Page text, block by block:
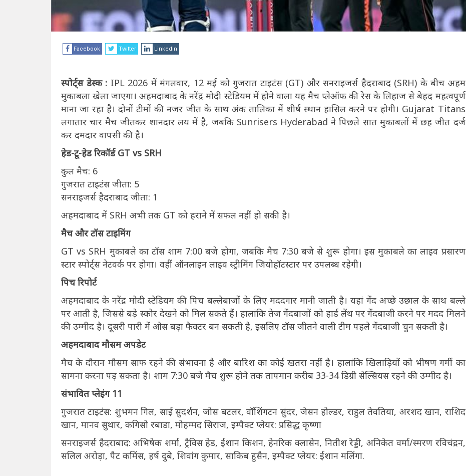
Facebook Twitter Linkedin
स्पोर्ट्स डेस्क : IPL 2026 में मंगलवार, 12 मई को गुजरात टाइटंस (GT) और सनराइजर्स हैदराबाद (SRH) के बीच अहम
मुकाबला खेला जाएगा। अहमदाबाद के नरेंद्र मोदी स्टेडियम में होने वाला यह मैच प्लेऑफ की रेस के लिहाज से बेहद महत्वपूर्ण
माना जा रहा है। दोनों टीमों की नजर जीत के साथ अंक तालिका में शीर्ष स्थान हासिल करने पर होगी। Gujarat Titans
लगातार चार मैच जीतकर शानदार लय में है, जबकि Sunrisers Hyderabad ने पिछले सात मुकाबलों में छह जीत दर्ज
कर दमदार वापसी की है।
हेड-टू-हेड रिकॉर्ड GT vs SRH
कुल मैच: 6
गुजरात टाइटंस जीता: 5
सनराइजर्स हैदराबाद जीता: 1
अहमदाबाद में SRH अभी तक GT को हराने में सफल नहीं हो सकी है।
मैच और टॉस टाइमिंग
GT vs SRH मुकाबले का टॉस शाम 7:00 बजे होगा, जबकि मैच 7:30 बजे से शुरू होगा। इस मुकाबले का लाइव प्रसारण
स्टार स्पोर्ट्स नेटवर्क पर होगा। वहीं ऑनलाइन लाइव स्ट्रीमिंग जियोहॉटस्टार पर उपलब्ध रहेगी।
पिच रिपोर्ट
अहमदाबाद के नरेंद्र मोदी स्टेडियम की पिच बल्लेबाजों के लिए मददगार मानी जाती है। यहां गेंद अच्छे उछाल के साथ बल्ले
पर आती है, जिससे बड़े स्कोर देखने को मिल सकते हैं। हालांकि तेज गेंदबाजों को हार्ड लेंथ पर गेंदबाजी करने पर मदद मिलने
की उम्मीद है। दूसरी पारी में ओस बड़ा फैक्टर बन सकती है, इसलिए टॉस जीतने वाली टीम पहले गेंदबाजी चुन सकती है।
अहमदाबाद मौसम अपडेट
मैच के दौरान मौसम साफ रहने की संभावना है और बारिश का कोई खतरा नहीं है। हालांकि खिलाड़ियों को भीषण गर्मी का
सामना करना पड़ सकता है। शाम 7:30 बजे मैच शुरू होने तक तापमान करीब 33-34 डिग्री सेल्सियस रहने की उम्मीद है।
संभावित प्लेइंग 11
गुजरात टाइटंस: शुभमन गिल, साई सुदर्शन, जोस बटलर, वॉशिंगटन सुंदर, जेसन होल्डर, राहुल तेवतिया, अरशद खान, राशिद
खान, मानव सुथार, कगिसो रबाडा, मोहम्मद सिराज, इम्पैक्ट प्लेयर: प्रसिद्ध कृष्णा
सनराइजर्स हैदराबाद: अभिषेक शर्मा, ट्रैविस हेड, ईशान किशन, हेनरिक क्लासेन, नितीश रेड्डी, अनिकेत वर्मा/स्मरण रविचंद्रन,
सलिल अरोड़ा, पैट कमिंस, हर्ष दुबे, शिवांग कुमार, साकिब हुसैन, इम्पैक्ट प्लेयर: ईशान मलिंगा.